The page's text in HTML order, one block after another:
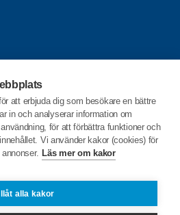
att erbjuda dig som besökare en bättre
in och analyserar information om
för att förbättra funktioner och
Vi använder kakor (cookies) för
Läs mer om kakor
alla kakor